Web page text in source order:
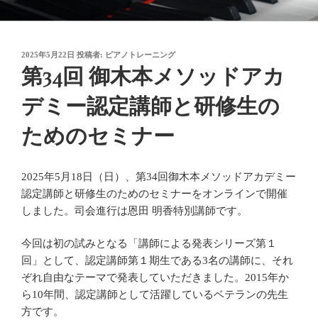
ン
御木本メソッド
脳や筋肉をトレーニングしながら奏法を学び、美しい音と自然で優れた
投
稿
日:
2025年5月22日 投稿者: ピアノトレーニング
第34回 御木本メソッドアカ
デミー認定講師と研修生の
ためのセミナー
2025年5月18日（日）、第34回御木本メソッドアカデミー
認定講師と研修生のためのセミナーをオンラインで開催
しました。司会進行は恩田 明香特別講師です。
今回は初の試みとなる「講師による発表シリーズ第１
回」として、認定講師第１期生である3名の講師に、それ
ぞれ自由なテーマで発表していただきました。2015年か
ら10年間、認定講師として活躍しているベテランの先生
方です。